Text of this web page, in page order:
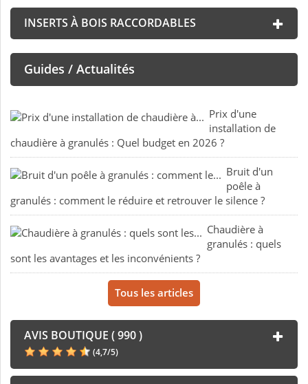
INSERTS À BOIS RACCORDABLES
Guides / Actualités
Prix d'une
installation de
chaudière à granulés : Quel budget en 2026 ?
Bruit d'un
poêle à
granulés : comment le réduire et retrouver le silence ?
Chaudière à
granulés : quels
sont les avantages et les inconvénients ?
Tous les articles
AVIS BOUTIQUE ( 990 )
(4,7/5)